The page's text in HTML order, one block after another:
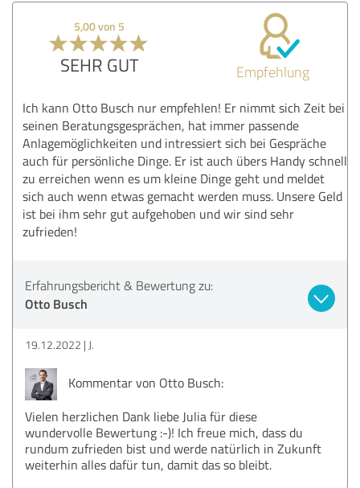
5,00 von 5
SEHR GUT Empfehlung
Ich kann Otto Busch nur empfehlen! Er nimmt sich Zeit bei
seinen Beratungsgesprächen, hat immer passende
Anlagemöglichkeiten und intressiert sich bei Gespräche
auch für persönliche Dinge. Er ist auch übers Handy schnell
zu erreichen wenn es um kleine Dinge geht und meldet
sich auch wenn etwas gemacht werden muss. Unsere Geld
ist bei ihm sehr gut aufgehoben und wir sind sehr
zufrieden!
Erfahrungsbericht & Bewertung zu:
Otto Busch
19.12.2022 J.
Kommentar von Otto Busch:
Vielen herzlichen Dank liebe Julia für diese
wundervolle Bewertung :-)! Ich freue mich, dass du
rundum zufrieden bist und werde natürlich in Zukunft
weiterhin alles dafür tun, damit das so bleibt.